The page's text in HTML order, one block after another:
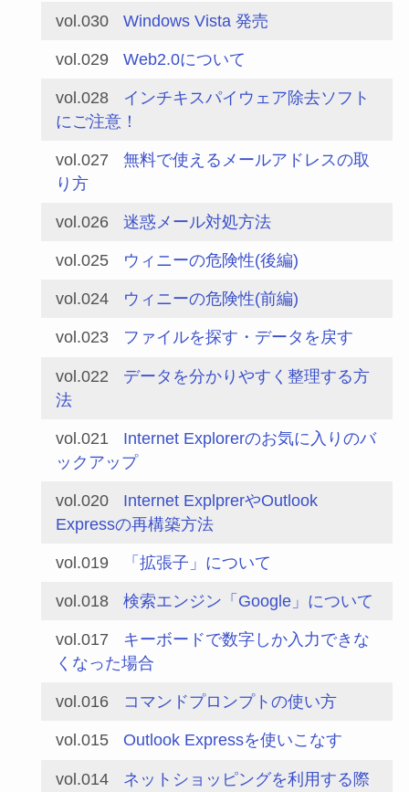
vol.030 Windows Vista 発売
vol.029 Web2.0について
vol.028
インチキスパイウェア除去ソフト
にご注意！
vol.027
無料で使えるメールアドレスの取
り方
vol.026 迷惑メール対処方法
vol.025 ウィニーの危険性(後編)
vol.024 ウィニーの危険性(前編)
vol.023 ファイルを探す・データを戻す
vol.022
データを分かりやすく整理する方
法
vol.021
Internet Explorerのお気に入りのバ
ックアップ
vol.020
Internet ExplprerやOutlook
Expressの再構築方法
vol.019 「拡張子」について
vol.018 検索エンジン「Google」について
vol.017
キーボードで数字しか入力できな
くなった場合
vol.016 コマンドプロンプトの使い方
vol.015 Outlook Expressを使いこなす
vol.014
ネットショッピングを利用する際